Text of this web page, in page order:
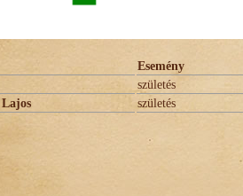
Esemény
születés
születés